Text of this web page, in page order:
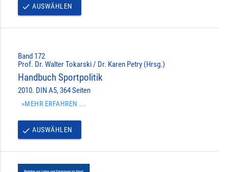
done AUSWÄHLEN
Band 172
Prof. Dr. Walter Tokarski / Dr. Karen Petry (Hrsg.)
Handbuch Sportpolitik
2010. DIN A5, 364 Seiten
»MEHR ERFAHREN ...
done AUSWÄHLEN